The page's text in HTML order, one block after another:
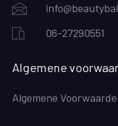
06-27290551
Algemene
Algemene